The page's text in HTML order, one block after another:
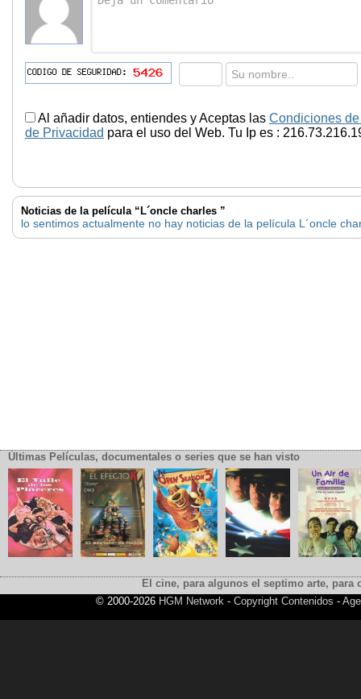
Al añadir datos, entiendes y Aceptas las Condiciones
de Privacidad para el uso del Web. Tu Ip es :
Noticias de la película “L´oncle charles ”
lo sentimos actualmente no hay noticias de la película L´oncle
Últimas Películas, documentales o series que se han visto
El cine, para algunos el septimo arte,
© 2000-2026 HGM Network- Copyright Contenidos -